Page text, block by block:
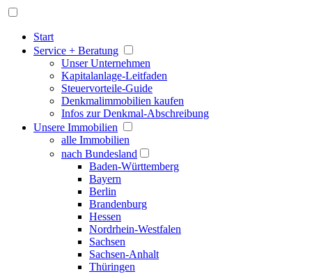
Start
Service + Beratung
Unser Unternehmen
Kapitalanlage-Leitfaden
Steuervorteile-Guide
Denkmalimmobilien kaufen
Infos zur Denkmal-Abschreibung
Unsere Immobilien
alle Immobilien
nach Bundesland
Baden-Württemberg
Bayern
Berlin
Brandenburg
Hessen
Nordrhein-Westfalen
Sachsen
Sachsen-Anhalt
Thüringen